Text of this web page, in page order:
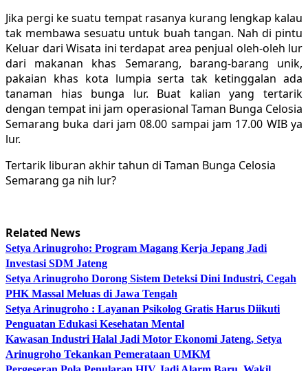
Jika pergi ke suatu tempat rasanya kurang lengkap kalau
tak membawa sesuatu untuk buah tangan. Nah di pintu
Keluar dari Wisata ini terdapat area penjual oleh-oleh lur
dari makanan khas Semarang, barang-barang unik,
pakaian khas kota lumpia serta tak ketinggalan ada
tanaman hias bunga lur. Buat kalian yang tertarik
dengan tempat ini jam operasional Taman Bunga Celosia
Semarang buka dari jam 08.00 sampai jam 17.00 WIB ya
lur.
Tertarik liburan akhir tahun di Taman Bunga Celosia
Semarang ga nih lur?
Related News
Setya Arinugroho: Program Magang Kerja Jepang Jadi
Investasi SDM Jateng
Setya Arinugroho Dorong Sistem Deteksi Dini Industri, Cegah
PHK Massal Meluas di Jawa Tengah
Setya Arinugroho : Layanan Psikolog Gratis Harus Diikuti
Penguatan Edukasi Kesehatan Mental
Kawasan Industri Halal Jadi Motor Ekonomi Jateng, Setya
Arinugroho Tekankan Pemerataan UMKM